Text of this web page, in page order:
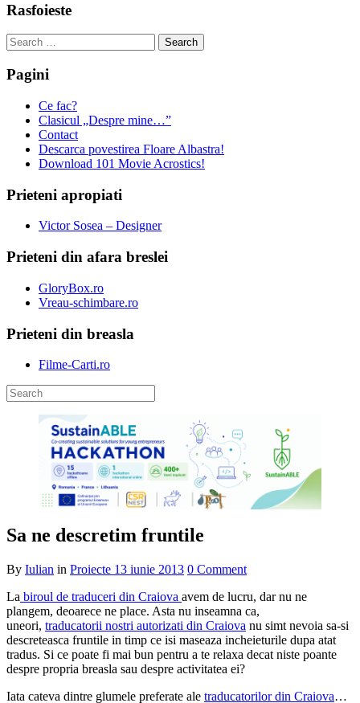
Rasfoieste
Search
for:
Pagini
Ce fac?
Clasicul „Despre mine…”
Contact
Descarca povestirea Floare Albastra!
Download 101 Movie Acrostics!
Prieteni apropiati
Victor Sosea – Designer
Prieteni din afara breslei
GloryBox.ro
Vreau-schimbare.ro
Prieteni din breasla
Filme-Carti.ro
Sa ne descretim fruntile
By Iulian in Proiecte 13 iunie 2013 0 Comment
La biroul de traduceri din Craiova avem de lucru, dar nu ne
plangem, deoarece ne place. Asta nu inseamna ca,
uneori, traducatorii nostri autorizati din Craiova nu simt nevoia sa-si
descreteasca fruntile in timp ce isi maseaza incheieturile dupa atat
tradus. Si ce poate fi mai bun pentru a te relaxa decat niste poante
despre propria breasla sau despre activitatea ei?
Iata cateva dintre glumele preferate ale traducatorilor din Craiova…